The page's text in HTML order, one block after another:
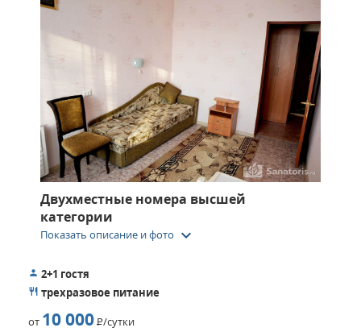
Двухместные номера высшей
категории
Показать описание и фото keyboard_arrow_down
2+1 гостя
трехразовое питание
от 10 000Р/сутки